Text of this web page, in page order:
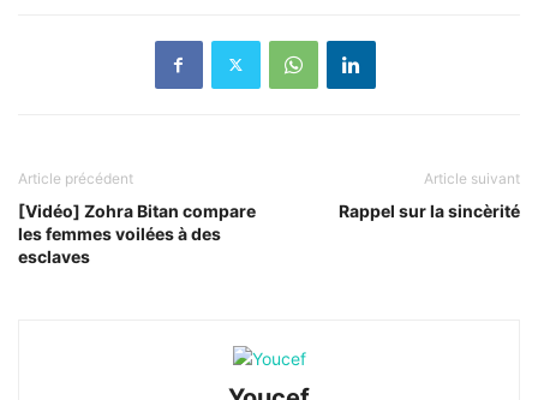
Article précédent
[Vidéo] Zohra Bitan compare
les femmes voilées à des
esclaves
Article suivant
Rappel sur la sincèrité